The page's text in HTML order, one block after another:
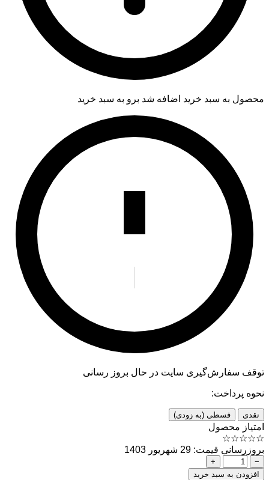
محصول به سبد خرید اضافه شد برو به سبد خرید
توقف سفارش‌گیری سایت در حال بروز رسانی
نحوه پرداخت:
نقدی قسطی (به زودی)
امتیاز محصول
☆
☆
☆
☆
☆
بروزرسانی قیمت: 29 شهریور 1403
−
+
افزودن به سبد خرید